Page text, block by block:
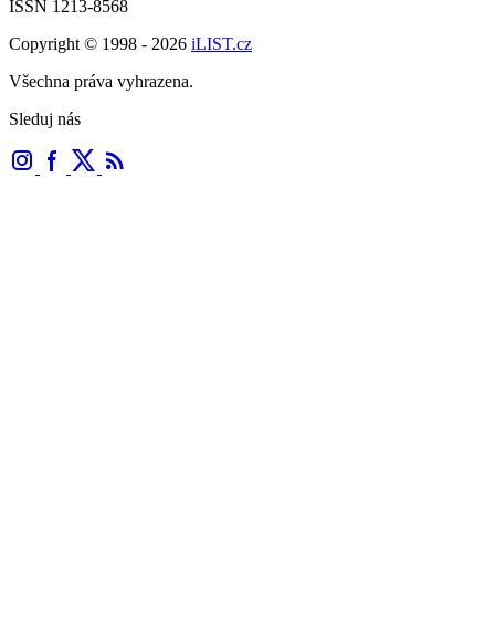
ISSN 1213-8568
Copyright © 1998 - 2026 iLIST.cz
Všechna práva vyhrazena.
Sleduj nás